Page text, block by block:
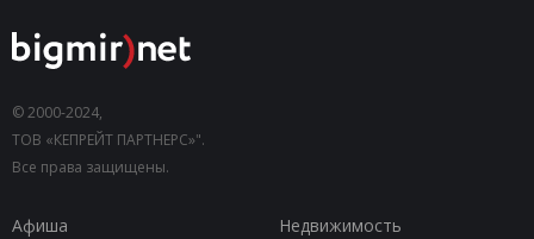
© 2000-2024,
ТОВ «КЕПРЕЙТ ПАРТНЕРС»".
Все права защищены.
Афиша
Недвижимость